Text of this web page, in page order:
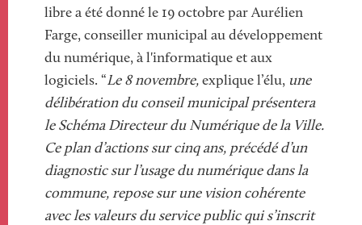
libre a été donné le 19 octobre par Aurélien
Farge, conseiller municipal au développement
du numérique, à l'informatique et aux
logiciels. “Le 8 novembre, explique l’élu, une
délibération du conseil municipal présentera
le Schéma Directeur du Numérique de la Ville.
Ce plan d’actions sur cinq ans, précédé d’un
diagnostic sur l’usage du numérique dans la
commune, repose sur une vision cohérente
avec les valeurs du service public qui s’inscrit